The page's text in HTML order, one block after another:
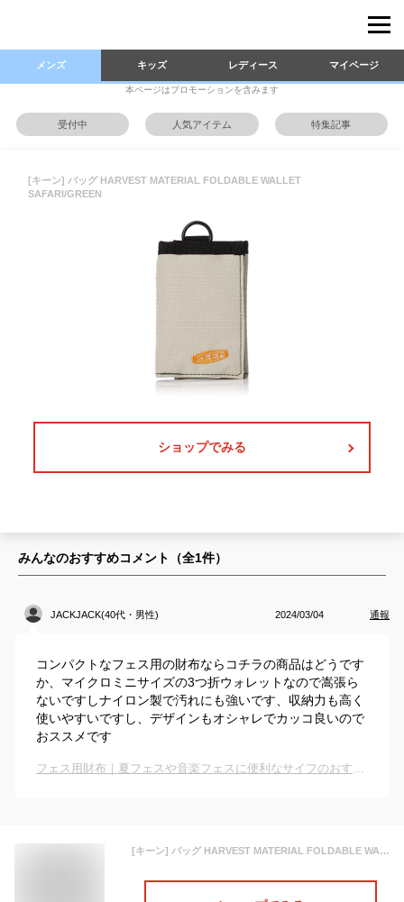
メンズ キッズ レディース マイページ
本ページはプロモーションを含みます
受付中 人気アイテム 特集記事
[キーン] バッグ HARVEST MATERIAL FOLDABLE WALLET
SAFARI/GREEN
ショップでみる
みんなのおすすめコメント（全1件）
JACKJACK(40代・男性) 2024/03/04 通報
コンパクトなフェス用の財布ならコチラの商品はどうです
か、マイクロミニサイズの3つ折ウォレットなので嵩張ら
ないですしナイロン製で汚れにも強いです、収納力も高く
使いやすいですし、デザインもオシャレでカッコ良いので
おススメです
フェス用財布｜夏フェスや音楽フェスに便利なサイフのおすすめは？
[キーン] バッグ HARVEST MATERIAL FOLDABLE WALLET SAFARI/GREEN